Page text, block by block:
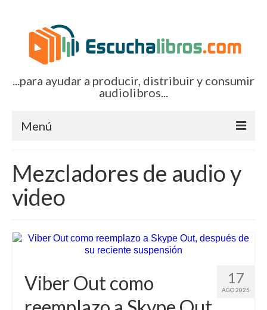
...para ayudar a producir, distribuir y consumir
audiolibros...
Menú
Artículos (todos)
Boletines por correo-e
Glosariocastellano.com
EditorialTecnoTur.com
Contacto (vía TecnoTur)
Mezcladores de audio y
video
17
AGO 2025
Viber Out como